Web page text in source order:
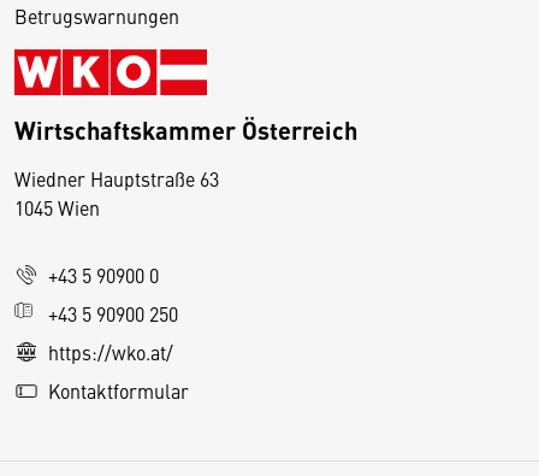
Betrugswarnungen
Wirtschaftskammer Österreich
Wiedner Hauptstraße 63
1045 Wien
+43 5 90900 0
+43 5 90900 250
https://wko.at/
Kontaktformular
D
s
e
S
e